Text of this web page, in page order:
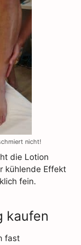
nicht!
die Lotion
kühlende Effekt
fein.
kaufen
fast